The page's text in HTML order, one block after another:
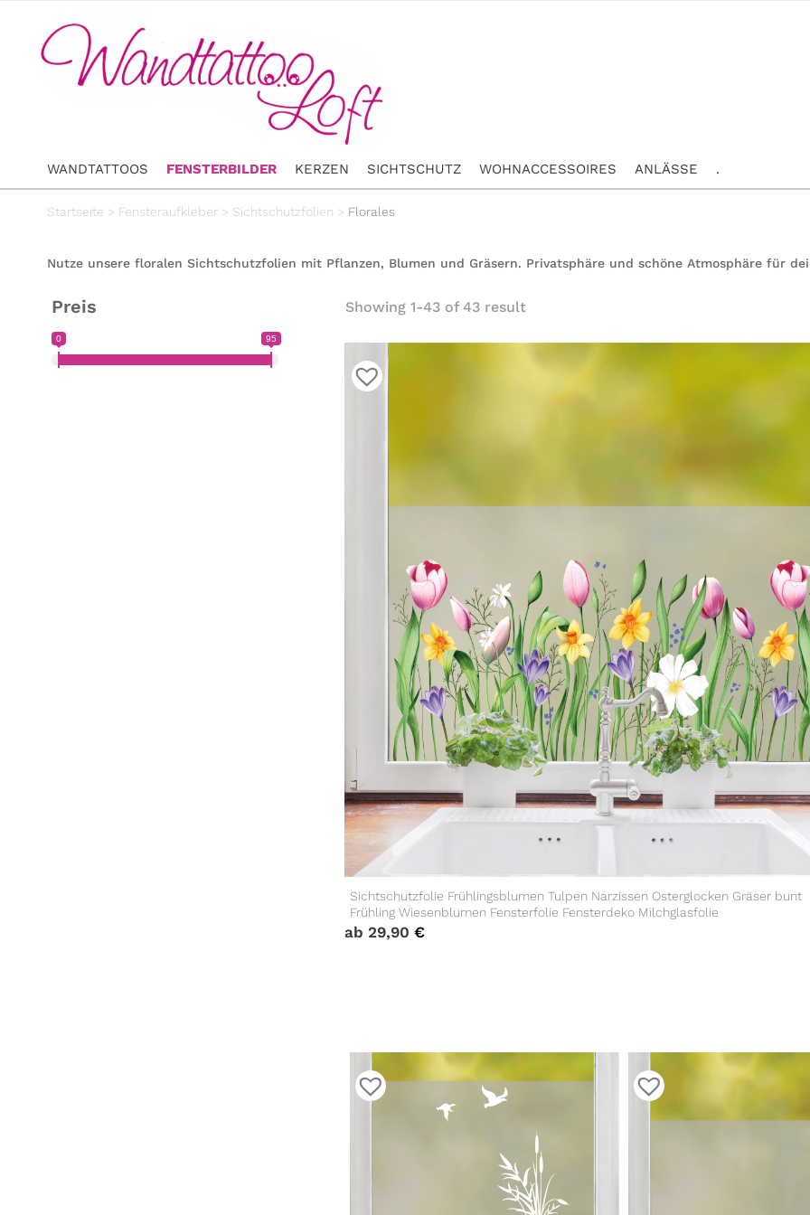
WANDTATTOOS FENSTERBILDER KERZEN SICHTSCHUTZ WOHNACCESSOIRES ANLÄSSE .
Startseite > Fensteraufkleber > Sichtschutzfolien > Florales
Nutze unsere floralen Sichtschutzfolien mit Pflanzen, Blumen und Gräsern. Privatsphäre und schöne Atmosphäre für
Preis
0 95
Showing 1-43 of 43 result
Sichtschutzfolie Frühlingsblumen Tulpen Narzissen Osterglocken Gräser bunt
Frühling Wiesenblumen Fensterfolie Fensterdeko Milchglasfolie
ab 29,90 €